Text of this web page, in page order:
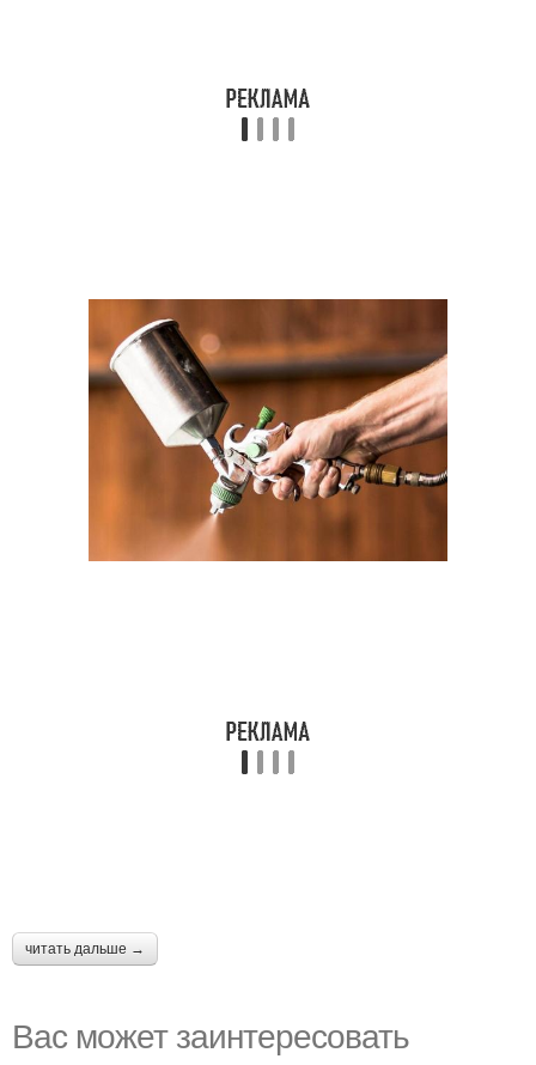
читать дальше →
Вас может заинтересовать